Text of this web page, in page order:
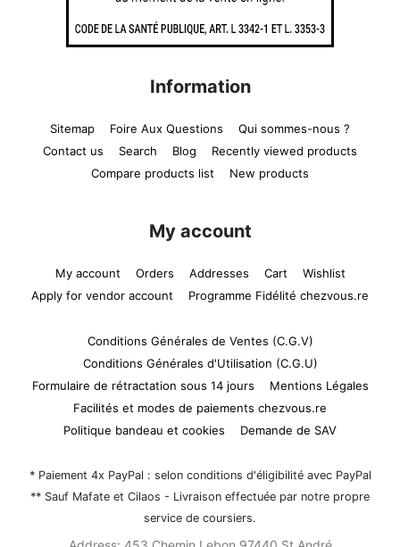
Information
Sitemap Foire Aux Questions
Qui sommes-nous ?
Contact us
Search Blog
Recently viewed products
Compare products list
New products
My account
My account Orders Addresses Cart
Wishlist
Apply for vendor account
Programme Fidélité chezvous.re
Conditions Générales de Ventes (C.G.V)
Conditions Générales d'Utilisation (C.G.U)
Formulaire de rétractation sous 14 jours
Mentions Légales
Facilités et modes de paiements chezvous.re
Politique bandeau et cookies
Demande de SAV
* Paiement 4x PayPal : selon conditions d'éligibilité avec PayPal
** Sauf Mafate et Cilaos - Livraison effectuée par notre propre
service de coursiers.